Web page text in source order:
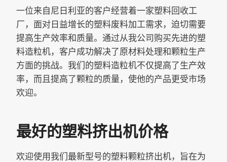
一位来自尼日利亚的客户经营着一家塑料回收工
厂，面对日益增长的塑料废料加工需求，迫切需要
提高生产效率和质量。通过从我公司购买先进的塑
料造粒机，客户成功解决了原材料处理和颗粒生产
方面的挑战。我们的塑料造粒机不仅提高了生产效
率，而且提高了颗粒的质量，使他的产品更受市场
欢迎。
最好的塑料挤出机价格
欢迎使用我们最新型号的塑料颗粒挤出机，旨在为